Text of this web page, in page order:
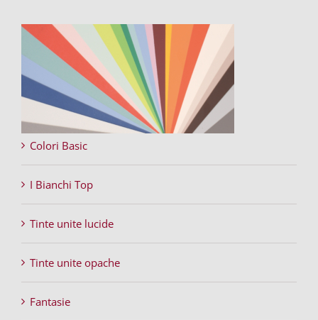
Colori Basic
I Bianchi Top
Tinte unite lucide
Tinte unite opache
Fantasie